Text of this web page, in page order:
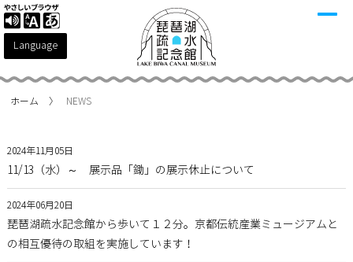
Language
ホーム NEWS
2024年11月05日
11/13（水）～ 展示品「鋤」の展示休止について
2024年06月20日
琵琶湖疏水記念館から歩いて１２分。京都伝統産業ミュージアムと
の相互優待の取組を実施しています！